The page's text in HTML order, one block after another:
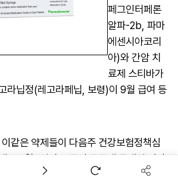
페그인터페론
알파-2b, 파마
에센시아코리
아)와 간암 치
료제 스티바가
라닙정(레고라페닙, 보령)이 9월 급여 등
같은 약제들이 다음주 건강보험정책심
고 9월 1일자로 급여 목록에 등재될 전망